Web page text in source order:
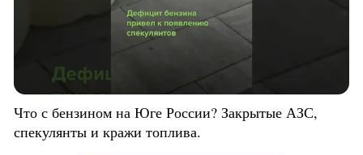
Что с бензином на Юге России? Закрытые АЗС,
спекулянты и кражи топлива.